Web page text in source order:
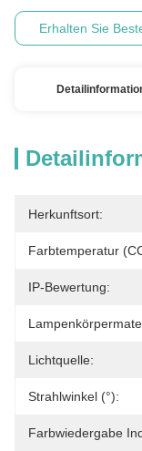
Erhalten Sie
Herkunftsort:
Farbtemperatur
IP-Bewertung:
Lichtquelle:
Strahlwinkel (°):
Farbwiedergabe